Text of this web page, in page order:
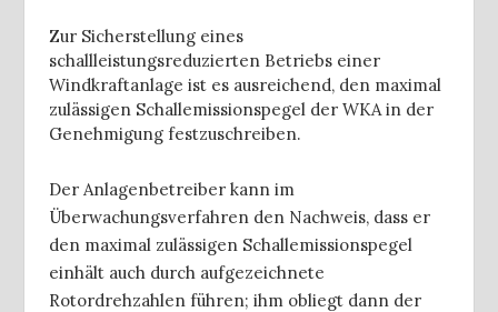
Zur Sicherstellung eines
schallleistungsreduzierten Betriebs einer
Windkraftanlage ist es ausreichend, den maximal
zulässigen Schallemissionspegel der WKA in der
Genehmigung festzuschreiben.
Der Anlagenbetreiber kann im
Überwachungsverfahren den Nachweis, dass er
den maximal zulässigen Schallemissionspegel
einhält auch durch aufgezeichnete
Rotordrehzahlen führen; ihm obliegt dann der